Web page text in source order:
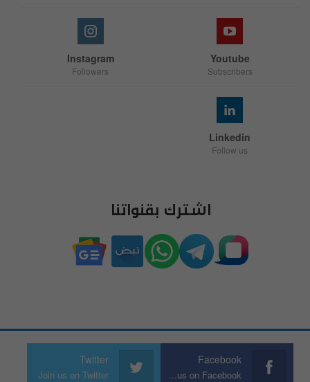
Youtube
Subscribers
Instagram
Followers
Linkedin
Follow us
اشترك بقنواتنا
Facebook
Join us on Facebook
Twitter
Join us on Twitter